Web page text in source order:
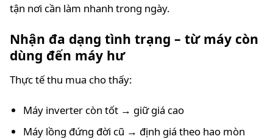
tận nơi cần làm nhanh trong ngày.
Nhận đa dạng tình trạng – từ máy còn
dùng đến máy hư
Thực tế thu mua cho thấy:
Máy inverter còn tốt → giữ giá cao
Máy lồng đứng đời cũ → định giá theo hao mòn